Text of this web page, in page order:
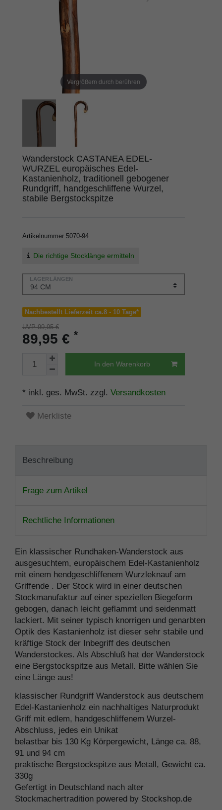
Vergrößern durch berühren
Wanderstock CASTANEA EDEL-
WURZEL europäisches Edel-
Kastanienholz, traditionell gebogener
Rundgriff, handgeschliffene Wurzel,
stabile Bergstockspitze
Artikelnummer 5070-94
Die richtige Stocklänge ermitteln
LAGERLÄNGEN
Nachbestellt Lieferzeit ca.8 - 10 Tage*
UVP 99,95 €
89,95 € *
In den Warenkorb
* inkl. ges. MwSt. zzgl. Versandkosten
Merkliste
Beschreibung
Frage zum Artikel
Rechtliche Informationen
Ein klassischer Rundhaken-Wanderstock aus
ausgesuchtem, europäischem Edel-Kastanienholz
mit einem hendgeschliffenem Wurzleknauf am
Griffende . Der Stock wird in einer deutschen
Stockmanufaktur auf einer speziellen Biegeform
gebogen, danach leicht geflammt und seidenmatt
lackiert. Mit seiner typisch knorrigen und genarbten
Optik des Kastanienholz ist dieser sehr stabile und
kräftige Stock der Inbegriff des deutschen
Wanderstockes. Als Abschluß hat der Wanderstock
eine Bergstockspitze aus Metall. Bitte wählen Sie
eine Länge aus!
klassischer Rundgriff Wanderstock aus deutschem
Edel-Kastanienholz ein nachhaltiges Naturprodukt
Griff mit edlem, handgeschliffenem Wurzel-
Abschluss, jedes ein Unikat
belastbar bis 130 Kg Körpergewicht, Länge ca. 88,
91 und 94 cm
praktische Bergstockspitze aus Metall, Gewicht ca.
330g
Gefertigt in Deutschland nach alter
Stockmachertradition powered by Stockshop.de